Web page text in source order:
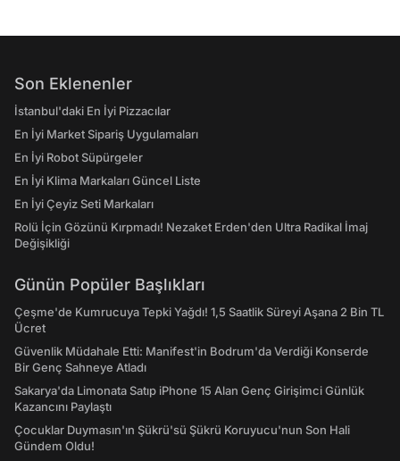
Son Eklenenler
İstanbul'daki En İyi Pizzacılar
En İyi Market Sipariş Uygulamaları
En İyi Robot Süpürgeler
En İyi Klima Markaları Güncel Liste
En İyi Çeyiz Seti Markaları
Rolü İçin Gözünü Kırpmadı! Nezaket Erden'den Ultra Radikal İmaj
Değişikliği
Günün Popüler Başlıkları
Çeşme'de Kumrucuya Tepki Yağdı! 1,5 Saatlik Süreyi Aşana 2 Bin TL
Ücret
Güvenlik Müdahale Etti: Manifest'in Bodrum'da Verdiği Konserde
Bir Genç Sahneye Atladı
Sakarya'da Limonata Satıp iPhone 15 Alan Genç Girişimci Günlük
Kazancını Paylaştı
Çocuklar Duymasın'ın Şükrü'sü Şükrü Koruyucu'nun Son Hali
Gündem Oldu!